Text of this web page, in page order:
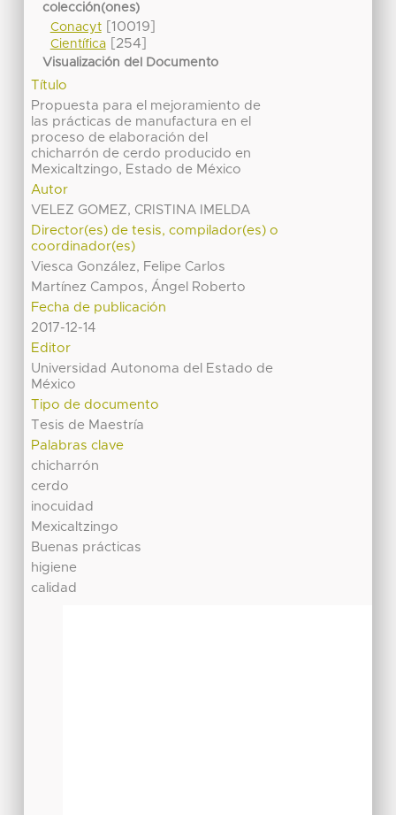
colección(ones)
Conacyt[10019]
Científica[254]
Visualización del Documento
Título
Propuesta para el mejoramiento de
las prácticas de manufactura en el
proceso de elaboración del
chicharrón de cerdo producido en
Mexicaltzingo, Estado de México
Autor
VELEZ GOMEZ, CRISTINA IMELDA
Director(es) de tesis, compilador(es) o
coordinador(es)
Viesca González, Felipe Carlos
Martínez Campos, Ángel Roberto
Fecha de publicación
2017-12-14
Editor
Universidad Autonoma del Estado de
México
Tipo de documento
Tesis de Maestría
Palabras clave
chicharrón
cerdo
inocuidad
Mexicaltzingo
Buenas prácticas
higiene
calidad